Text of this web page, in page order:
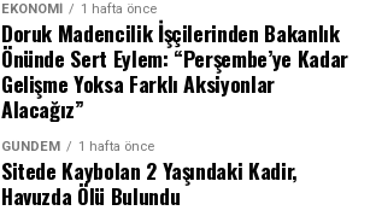
EKONOMI 1 hafta önce
Doruk Madencilik İşçilerinden Bakanlık
Önünde Sert Eylem: “Perşembe’ye Kadar
Gelişme Yoksa Farklı Aksiyonlar
Alacağız”
GÜNDEM 1 hafta önce
Sitede Kaybolan 2 Yaşındaki Kadir,
Havuzda Ölü Bulundu